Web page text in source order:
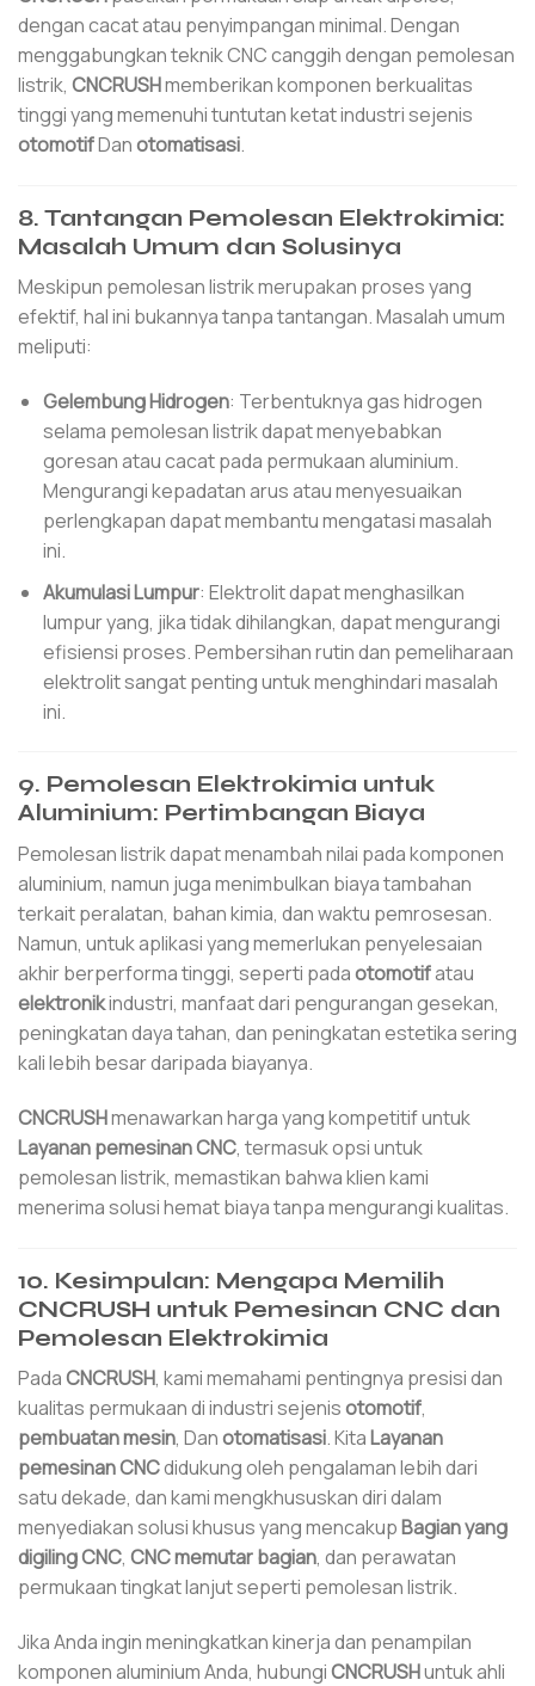
dengan cacat atau penyimpangan minimal. Dengan
menggabungkan teknik CNC canggih dengan pemolesan
listrik, CNCRUSHmemberikan komponen berkualitas
tinggi yang memenuhi tuntutan ketat industri sejenis
otomotifDanotomatisasi.
8. Tantangan Pemolesan Elektrokimia:
Masalah Umum dan Solusinya
Meskipun pemolesan listrik merupakan proses yang
efektif, hal ini bukannya tanpa tantangan. Masalah umum
meliputi:
Gelembung Hidrogen: Terbentuknya gas hidrogen
selama pemolesan listrik dapat menyebabkan
goresan atau cacat pada permukaan aluminium.
Mengurangi kepadatan arus atau menyesuaikan
perlengkapan dapat membantu mengatasi masalah
ini.
Akumulasi Lumpur: Elektrolit dapat menghasilkan
lumpur yang, jika tidak dihilangkan, dapat mengurangi
efisiensi proses. Pembersihan rutin dan pemeliharaan
elektrolit sangat penting untuk menghindari masalah
ini.
9. Pemolesan Elektrokimia untuk
Aluminium: Pertimbangan Biaya
Pemolesan listrik dapat menambah nilai pada komponen
aluminium, namun juga menimbulkan biaya tambahan
terkait peralatan, bahan kimia, dan waktu pemrosesan.
Namun, untuk aplikasi yang memerlukan penyelesaian
akhir berperforma tinggi, seperti padaotomotifatau
elektronikindustri, manfaat dari pengurangan gesekan,
peningkatan daya tahan, dan peningkatan estetika sering
kali lebih besar daripada biayanya.
CNCRUSHmenawarkan harga yang kompetitif untuk
Layanan pemesinan CNC, termasuk opsi untuk
pemolesan listrik, memastikan bahwa klien kami
menerima solusi hemat biaya tanpa mengurangi kualitas.
10. Kesimpulan: Mengapa Memilih
CNCRUSH untuk Pemesinan CNC dan
Pemolesan Elektrokimia
PadaCNCRUSH, kami memahami pentingnya presisi dan
kualitas permukaan di industri sejenisotomotif,
pembuatan mesin, Danotomatisasi. KitaLayanan
pemesinan CNCdidukung oleh pengalaman lebih dari
satu dekade, dan kami mengkhususkan diri dalam
menyediakan solusi khusus yang mencakupBagian yang
digiling CNC, CNC memutar bagian, dan perawatan
permukaan tingkat lanjut seperti pemolesan listrik.
Jika Anda ingin meningkatkan kinerja dan penampilan
komponen aluminium Anda, hubungiCNCRUSHuntuk ahli